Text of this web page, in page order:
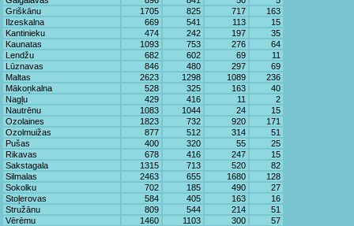
Griškānu
1705 825 717
163
Ilzeskalna
669 541 113
15
Kantinieku
474 242 197
35
Kaunatas
1093 753 276
64
Lendžu
682 602 69
11
Lūznavas
846 480 297
69
Maltas
2623 1298 1089
236
Mākoņkalna
528 325 163
40
Nagļu
429 416 11
2
Nautrēnu
1083 1044 24
15
Ozolaines
1823 732 920
171
Ozolmuižas
877 512 314
51
Pušas
400 320 55
25
Rikavas
678 416 247
15
Sakstagala
1315 713 520
82
Silmalas
2463 655 1680
128
Sokolku
702 185 490
27
Stoļerovas
584 405 163
16
Stružānu
809 544 214
51
Vērēmu
1460 1103 300
57